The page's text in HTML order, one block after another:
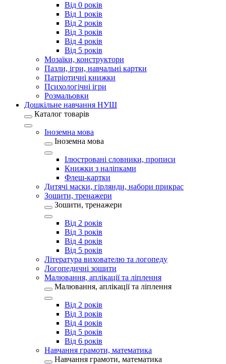
Від 0 років
Від 1 років
Від 2 років
Від 3 років
Від 4 років
Від 5 років
Мозаїки, конструктори
Пазли, ігри, навчальні картки
Патріотичні книжки
Психологічні ігри
Розмальовки
Дошкільне навчання НУШ
Каталог товарів
Іноземна мова
Іноземна мова
Ілюстровані словники, прописи
Книжки з наліпками
Флеш-картки
Дитячі маски, гірлянди, набори прикрас
Зошити, тренажери
Зошити, тренажери
Від 2 років
Від 3 років
Від 4 років
Від 5 років
Література вихователю та логопеду
Логопедичні зошити
Малювання, аплікації та ліплення
Малювання, аплікації та ліплення
Від 2 років
Від 3 років
Від 4 років
Від 5 років
Від 6 років
Навчання грамоти, математика
Навчання грамоти, математика